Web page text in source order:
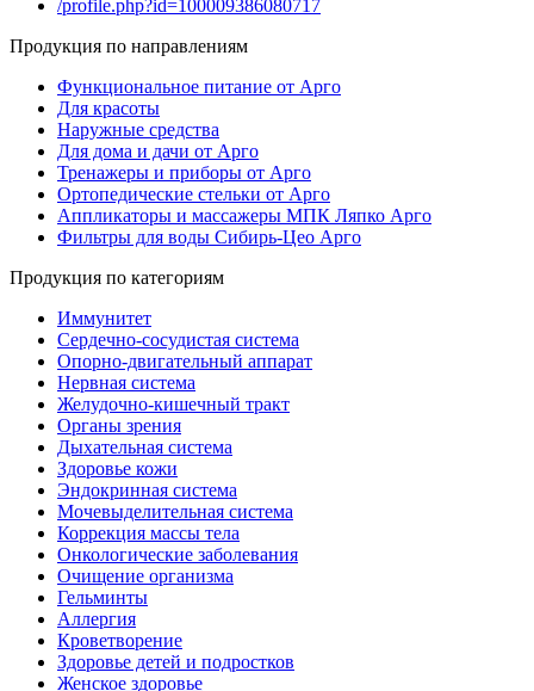
/profile.php?id=100009386080717
Продукция по направлениям
Функциональное питание от Арго
Для красоты
Наружные средства
Для дома и дачи от Арго
Тренажеры и приборы от Арго
Ортопедические стельки от Арго
Аппликаторы и массажеры МПК Ляпко Арго
Фильтры для воды Сибирь-Цео Арго
Продукция по категориям
Иммунитет
Сердечно-сосудистая система
Опорно-двигательный аппарат
Нервная система
Желудочно-кишечный тракт
Органы зрения
Дыхательная система
Здоровье кожи
Эндокринная система
Мочевыделительная система
Коррекция массы тела
Онкологические заболевания
Очищение организма
Гельминты
Аллергия
Кроветворение
Здоровье детей и подростков
Женское здоровье